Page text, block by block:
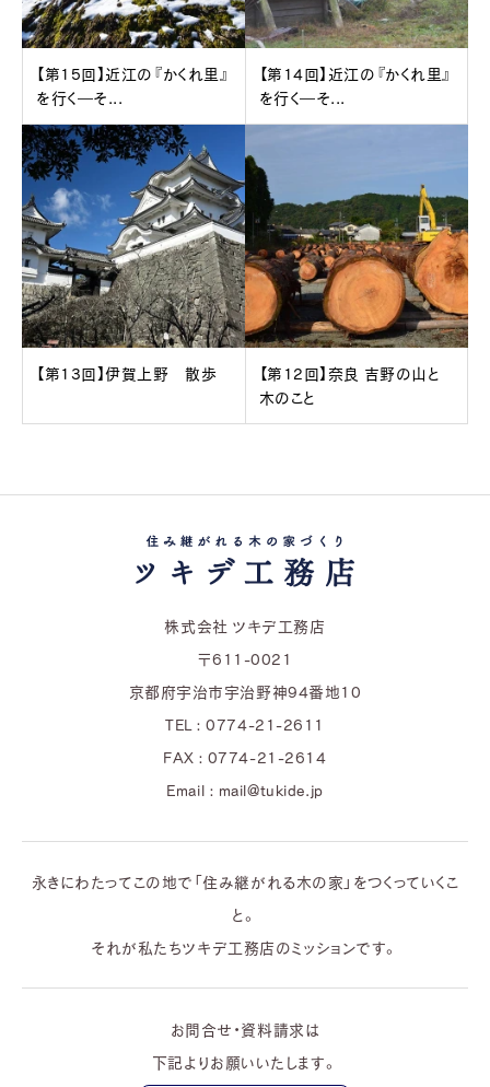
【第15回】近江の『かくれ里』
を行く―そ...
【第14回】近江の『かくれ里』
を行く―そ...
【第13回】伊賀上野 散歩
【第12回】奈良 吉野の山と
木のこと
株式会社 ツキデ工務店
〒611-0021
京都府宇治市宇治野神94番地10
TEL : 0774-21-2611
FAX : 0774-21-2614
Email : mail@tukide.jp
永きにわたってこの地で「住み継がれる木の家」をつくっていくこ
と。
それが私たちツキデ工務店のミッションです。
お問合せ・資料請求は
下記よりお願いいたします。